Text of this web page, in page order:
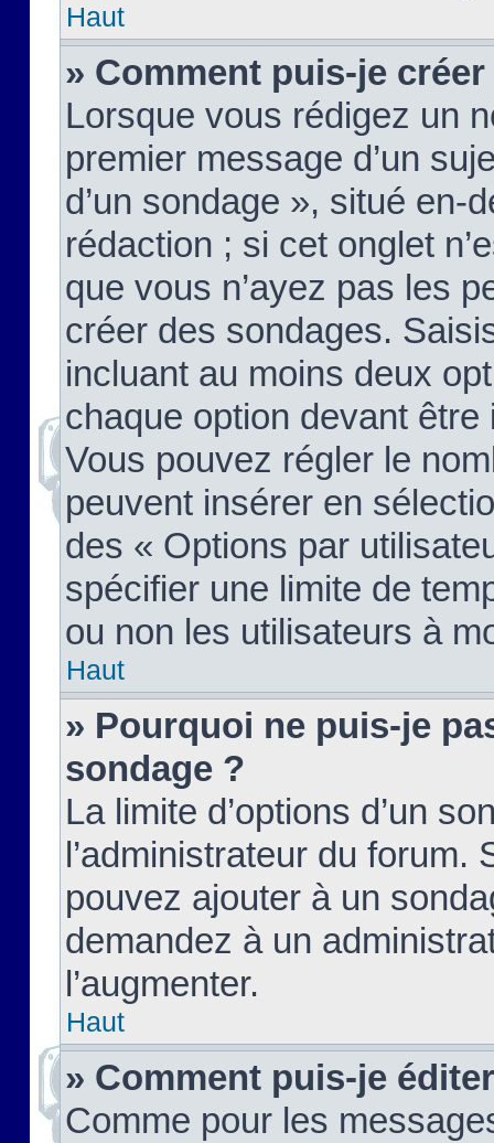
Haut
» Comment puis-je
Lorsque vous rédigez un
premier message d’un
d’un sondage », situé en-
rédaction ; si cet onglet
que vous n’ayez pas les
créer des sondages.
incluant au moins deux
chaque option devant
Vous pouvez régler le
peuvent insérer en
des « Options par
spécifier une limite de
ou non les utilisateurs à
Haut
» Pourquoi ne puis-je
sondage ?
La limite d’options d’un
l’administrateur du forum.
pouvez ajouter à un
demandez à un
l’augmenter.
Haut
» Comment puis-je
Comme pour les